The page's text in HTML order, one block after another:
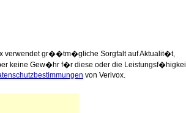
verwendet gr��tm�gliche Sorgfalt auf Aktualit�t,
keine Gew�hr f�r diese oder die
von Verivox.